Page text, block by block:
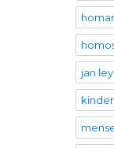
jan